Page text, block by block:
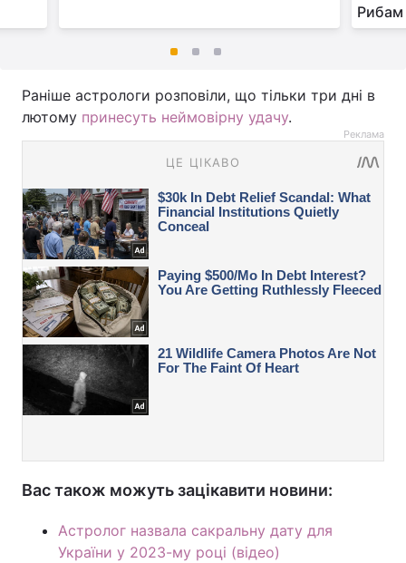
Рибам
Раніше астрологи розповіли, що тільки три дні в
лютому принесуть неймовірну удачу.
Реклама
Вас також можуть зацікавити новини:
Астролог назвала сакральну дату для
України у 2023-му році (відео)